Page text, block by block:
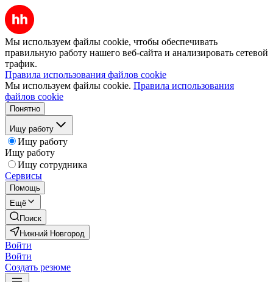
Мы используем файлы cookie, чтобы обеспечивать
правильную работу нашего веб-сайта и анализировать сетевой
трафик.
Правила использования файлов cookie
Мы используем файлы cookie. Правила использования
файлов cookie
Понятно
Ищу работу
Ищу работу
Ищу работу
Ищу сотрудника
Сервисы
Помощь
Ещё
Поиск
Нижний Новгород
Войти
Войти
Создать резюме